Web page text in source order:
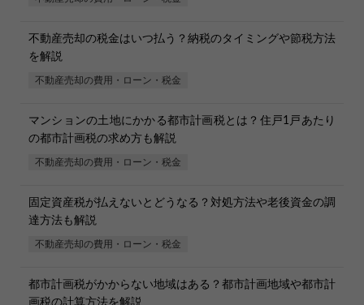
不動産売却の税金はいつ払う？納税のタイミングや節税方法
を解説
不動産売却の費用・ローン・税金
マンションの土地にかかる都市計画税とは？住戸1戸あたり
の都市計画税の求め方も解説
不動産売却の費用・ローン・税金
固定資産税が払えないとどうなる？対処方法や老後資金の調
達方法も解説
不動産売却の費用・ローン・税金
都市計画税がかからない地域はある？都市計画地域や都市計
画税の計算方法を解説